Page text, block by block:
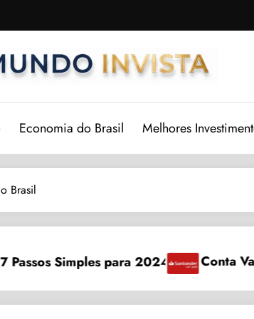
Economia do Brasil Melhores
Brasil
Van Gogh: 7 Benefícios Exclusivos em